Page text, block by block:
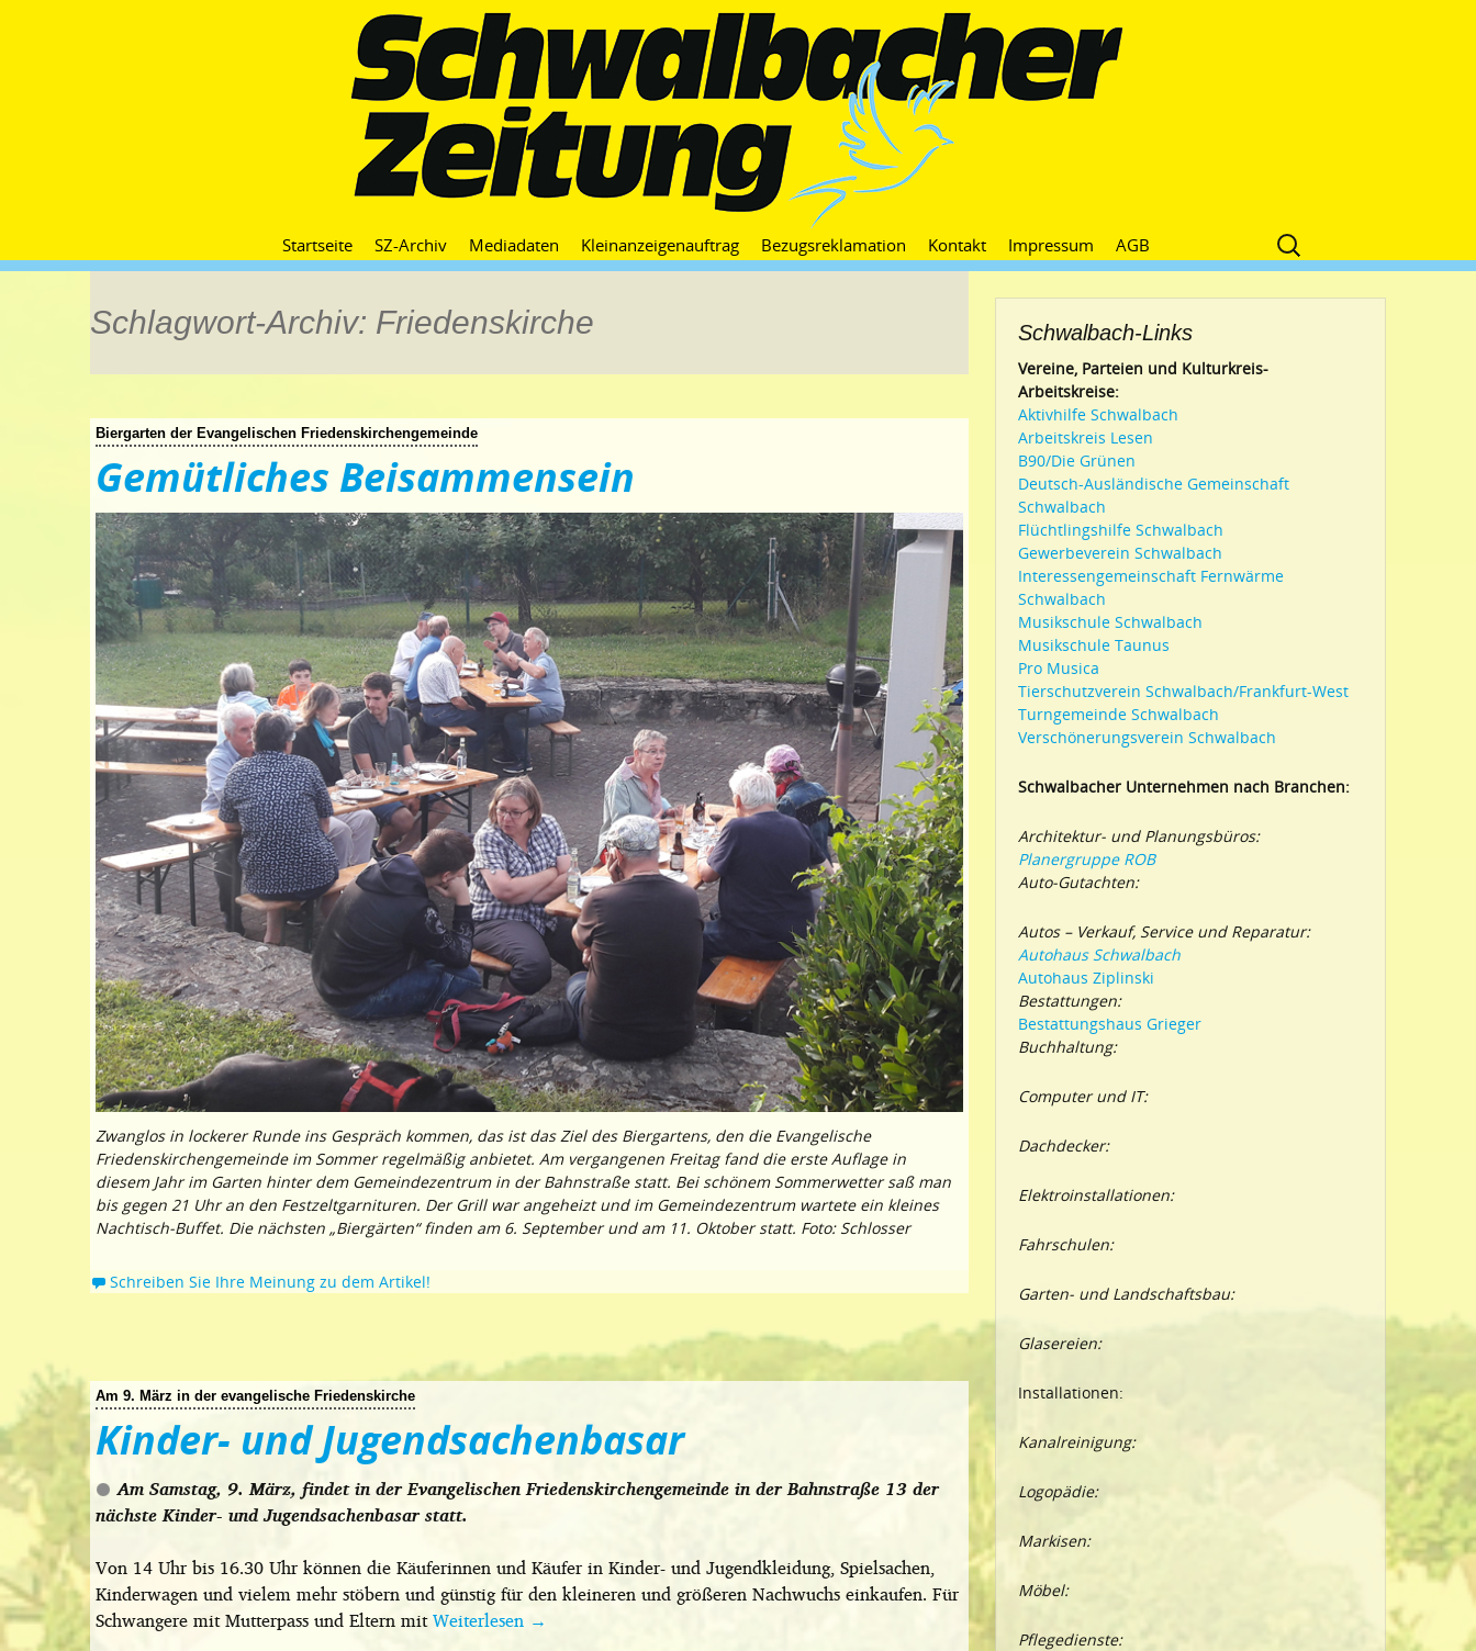
Zum
Inhalt
Startseite SZ-Archiv Mediadaten Kleinanzeigenauftrag Bezugsreklamation Kontakt Impressum AGB
Suche
nach:
Schlagwort-Archiv: Friedenskirche
Biergarten der Evangelischen Friedenskirchengemeinde
Gemütliches Beisammensein
Zwanglos in lockerer Runde ins Gespräch kommen, das ist das Ziel des Biergartens, den die Evangelische
Friedenskirchengemeinde im Sommer regelmäßig anbietet. Am vergangenen Freitag fand die erste Auflage in
diesem Jahr im Garten hinter dem Gemeindezentrum in der Bahnstraße statt. Bei schönem Sommerwetter saß man
bis gegen 21 Uhr an den Festzeltgarnituren. Der Grill war angeheizt und im Gemeindezentrum wartete ein kleines
Nachtisch-Buffet. Die nächsten „Biergärten“ finden am 6. September und am 11. Oktober statt. Foto: Schlosser
Schreiben Sie Ihre Meinung zu dem Artikel!
Am 9. März in der evangelische Friedenskirche
Kinder- und Jugendsachenbasar
Am Samstag, 9. März, findet in der Evangelischen Friedenskirchengemeinde in der Bahnstraße 13 der
nächste Kinder- und Jugendsachenbasar statt.
Von 14 Uhr bis 16.30 Uhr können die Käuferinnen und Käufer in Kinder- und Jugendkleidung, Spielsachen,
Kinderwagen und vielem mehr stöbern und günstig für den kleineren und größeren Nachwuchs einkaufen. Für
Schwangere mit Mutterpass und Eltern mitWeiterlesen →
Schwalbach-Links
Vereine, Parteien und Kulturkreis-
Arbeitskreise:
Aktivhilfe Schwalbach
Arbeitskreis Lesen
B90/Die Grünen
Deutsch-Ausländische Gemeinschaft
Schwalbach
Flüchtlingshilfe Schwalbach
Gewerbeverein Schwalbach
Interessengemeinschaft Fernwärme
Schwalbach
Musikschule Schwalbach
Musikschule Taunus
Pro Musica
Tierschutzverein Schwalbach/Frankfurt-West
Turngemeinde Schwalbach
Verschönerungsverein Schwalbach
Schwalbacher Unternehmen nach Branchen:
Architektur- und Planungsbüros:
Planergruppe ROB
Auto-Gutachten:
Autos – Verkauf, Service und Reparatur:
Autohaus Schwalbach
Autohaus Ziplinski
Bestattungen:
Bestattungshaus Grieger
Buchhaltung:
Computer und IT:
Dachdecker:
Elektroinstallationen:
Fahrschulen:
Garten- und Landschaftsbau:
Glasereien:
Installationen:
Kanalreinigung:
Logopädie:
Markisen:
Möbel:
Pflegedienste: